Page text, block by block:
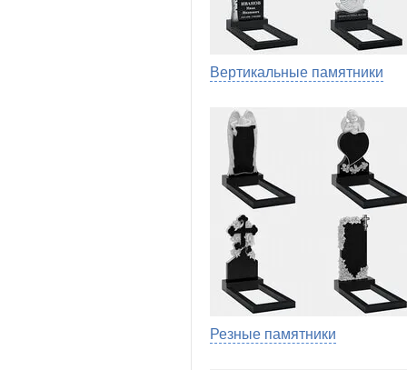
Вертикальные памятники
Резные памятники